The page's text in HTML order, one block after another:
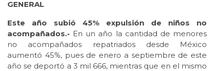
GENERAL
Este año subió 45% expulsión de niños no
acompañados.- En un año la cantidad de menores
no acompañados repatriados desde México
aumentó 45%, pues de enero a septiembre de este
año se deportó a 3 mil 666, mientras que en el mismo